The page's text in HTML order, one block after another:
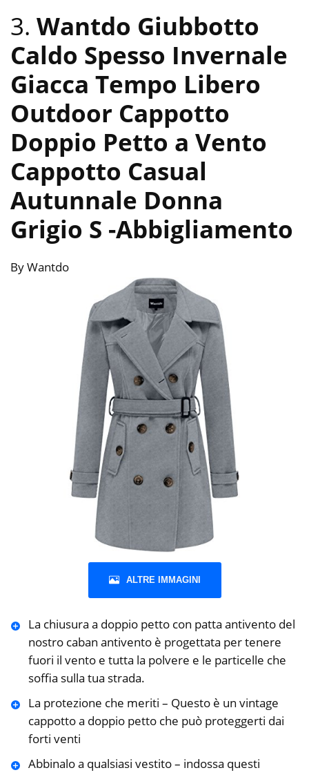
3. Wantdo Giubbotto
Caldo Spesso Invernale
Giacca Tempo Libero
Outdoor Cappotto
Doppio Petto a Vento
Cappotto Casual
Autunnale Donna
Grigio S -Abbigliamento
By Wantdo
ALTRE IMMAGINI
La chiusura a doppio petto con patta antivento del
nostro caban antivento è progettata per tenere
fuori il vento e tutta la polvere e le particelle che
soffia sulla tua strada.
La protezione che meriti – Questo è un vintage
cappotto a doppio petto che può proteggerti dai
forti venti
Abbinalo a qualsiasi vestito – indossa questi